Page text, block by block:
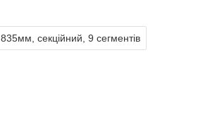
835мм, секційний, 9 сегментів